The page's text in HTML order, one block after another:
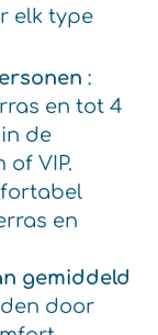
elk type
:
en tot 4
de
of VIP.
en
gemiddeld
door